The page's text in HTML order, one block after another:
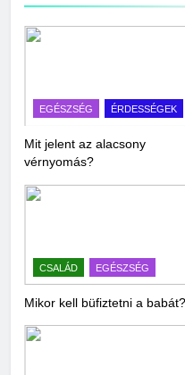
EGÉSZSÉG ÉRDESSÉGEK
Mit jelent az alacsony
vérnyomás?
CSALÁD EGÉSZSÉG
Mikor kell büfiztetni a babát?